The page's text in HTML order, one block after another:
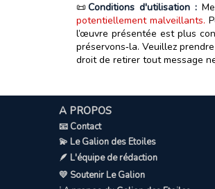
📜Conditions d'utilisation :
potentiellement malveillants.
l’œuvre présentée est plus
préservons‑la. Veuillez
droit de retirer tout message
A PROPOS
📧 Contact
💫 Le Galion des Etoiles
🪶 L'équipe de rédaction
💛 Soutenir Le Galion